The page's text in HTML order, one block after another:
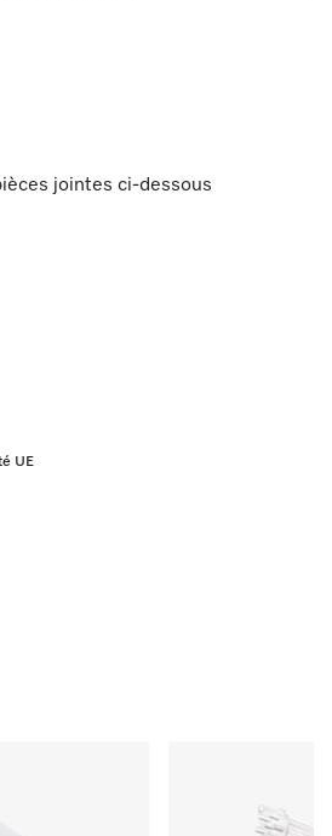
jointes ci-dessous
UE